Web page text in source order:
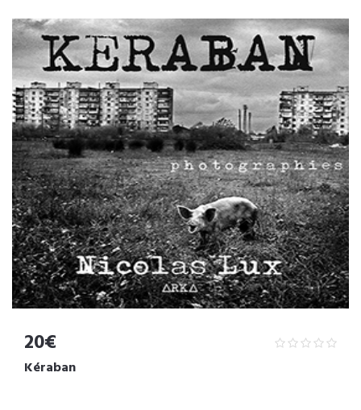
20€
Kéraban